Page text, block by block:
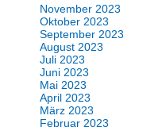
November 2023
Oktober 2023
September 2023
August 2023
Juli 2023
Juni 2023
Mai 2023
April 2023
März 2023
Februar 2023